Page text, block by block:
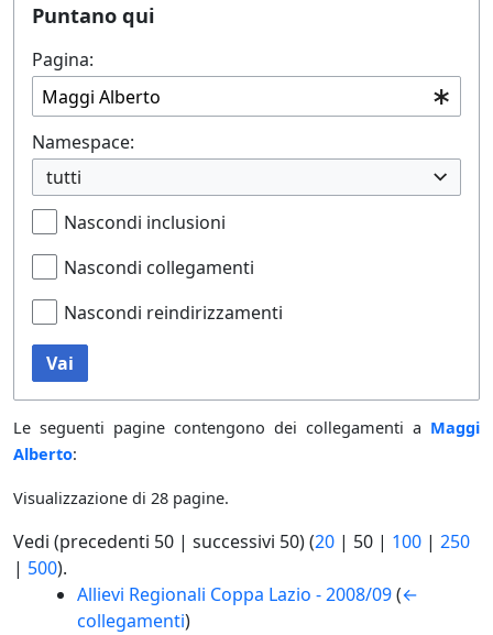
Puntano qui
Pagina:
Namespace:
tutti
Nascondi inclusioni
Nascondi collegamenti
Nascondi reindirizzamenti
Vai
Le seguenti pagine contengono dei collegamenti a Maggi
Alberto:
Visualizzazione di 28 pagine.
Vedi (precedenti 50 | successivi 50) (20 | 50 | 100 | 250
| 500).
Allievi Regionali Coppa Lazio - 2008/09 (←
collegamenti)